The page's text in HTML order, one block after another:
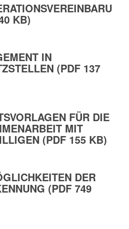
KB)
IN
(PDF 137
FÜR DIE
MIT
(PDF 155 KB)
DER
(PDF 749